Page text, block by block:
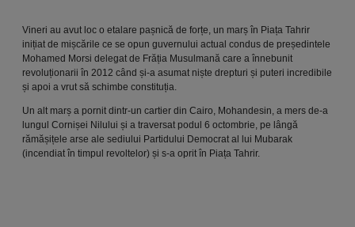
Vineri au avut loc o etalare pașnică de forțe, un marș în Piața Tahrir
inițiat de mișcările ce se opun guvernului actual condus de președintele
Mohamed Morsi delegat de Frăția Musulmană care a înnebunit
revoluționarii în 2012 când și-a asumat niște drepturi și puteri incredibile
și apoi a vrut să schimbe constituția.
Un alt marș a pornit dintr-un cartier din Cairo, Mohandesin, a mers de-a
lungul Cornișei Nilului și a traversat podul 6 octombrie, pe lângă
rămășițele arse ale sediului Partidului Democrat al lui Mubarak
(incendiat în timpul revoltelor) și s-a oprit în Piața Tahrir.